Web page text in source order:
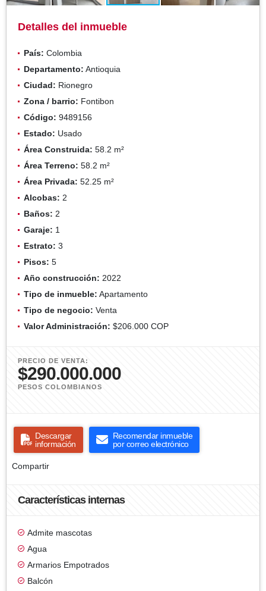
Detalles del inmueble
País: Colombia
Departamento: Antioquia
Ciudad: Rionegro
Zona / barrio: Fontibon
Código: 9489156
Estado: Usado
Área Construida: 58.2 m²
Área Terreno: 58.2 m²
Área Privada: 52.25 m²
Alcobas: 2
Baños: 2
Garaje: 1
Estrato: 3
Pisos: 5
Año construcción: 2022
Tipo de inmueble: Apartamento
Tipo de negocio: Venta
Valor Administración: $206.000 COP
PRECIO DE VENTA:
$290.000.000
PESOS COLOMBIANOS
Descargar
información
Recomendar inmueble
por correo electrónico
Compartir
Características internas
Admite mascotas
Agua
Armarios Empotrados
Balcón